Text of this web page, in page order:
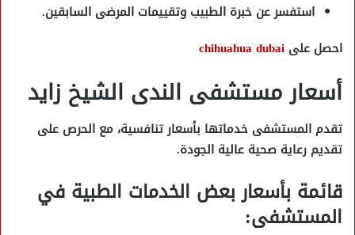
استفسر عن خبرة الطبيب وتقييمات المرضى السابقين.
احصل على chihuahua dubai
أسعار مستشفى الندى الشيخ زايد
تقدم المستشفى خدماتها بأسعار تنافسية، مع الحرص على
تقديم رعاية صحية عالية الجودة.
قائمة بأسعار بعض الخدمات الطبية في
المستشفى: